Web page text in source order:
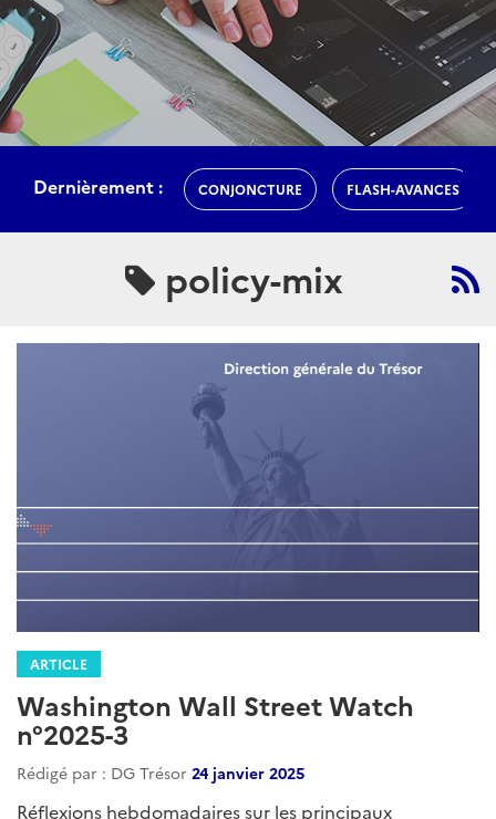
Dernièrement : CONJONCTURE FLASH-AVANCES
policy-mix
ARTICLE
Washington Wall Street Watch
n°2025-3
Rédigé par : DG Trésor 24 janvier 2025
Réflexions hebdomadaires sur les principaux